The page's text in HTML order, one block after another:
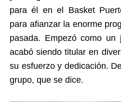
para él en el Basket
para afianzar la enorme
pasada. Empezó como
acabó siendo titular en
su esfuerzo y dedicación.
grupo, que se dice.